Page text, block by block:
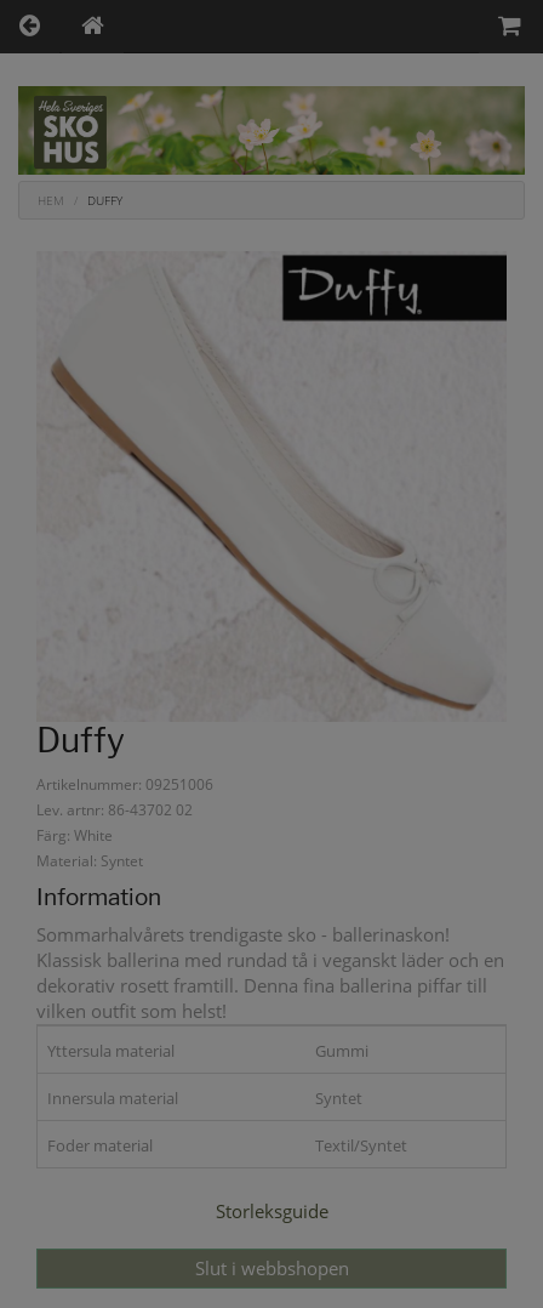
HEM DUFFY
Duffy
Artikelnummer: 09251006
Lev. artnr: 86-43702 02
Färg: White
Material: Syntet
Information
Sommarhalvårets trendigaste sko - ballerinaskon!
Klassisk ballerina med rundad tå i veganskt läder och en
dekorativ rosett framtill. Denna fina ballerina piffar till
vilken outfit som helst!
Yttersula material Gummi
Innersula material Syntet
Foder material Textil/Syntet
Storleksguide
Slut i webbshopen